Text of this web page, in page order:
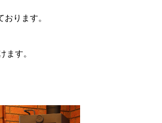
ります。
ます。